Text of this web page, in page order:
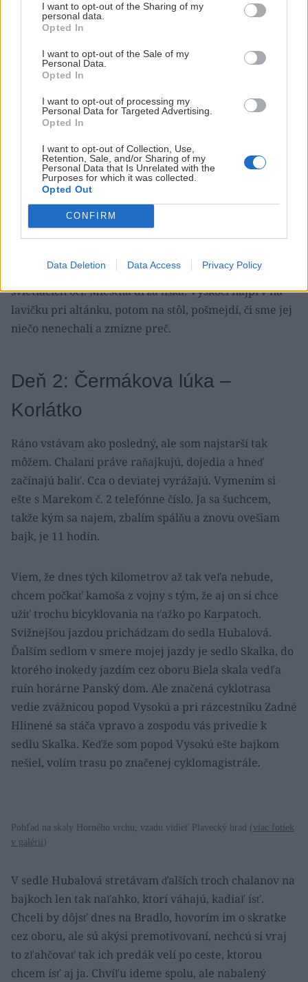
I want to opt-out of the Sharing of my
personal data.
Opted In
I want to opt-out of the Sale of my
Personal Data.
Opted In
I want to opt-out of processing my
Personal Data for Targeted Advertising.
Opted In
I want to opt-out of Collection, Use,
Retention, Sale, and/or Sharing of my
Personal Data that Is Unrelated with the
Purposes for which it was collected.
Opted Out
CONFIRM
Data Deletion Data Access Privacy Policy
niekde, kde je voda.
sa má ku mne pridať kamarát z vojenčiny, nechcem
aby ma zo Stupavy musel ďaleko naháňať, vidina
spoločnosti v osobách záhoráckych Marekov a výdatný
prameň výbornej vody uľahčia moje rozhodnutie –
hodinu, je rád, že nebude nocovať sám.
V lese za altánkom rozbaľujeme každý svoj kemp.
Marekovia hamaky, ja staviam môj jednomiestny stan.
Varíme si každý svoju špecialitku, chlapcom
presúvame bližšie k ohňu. Sprava nás obchádza pár
svietiacich očí. Miestna drzá líška. Vyskočí najprv na
lavičku pri altánku, potom na stôl, pošmejdí, či sme jej
niečo nenechali a zmizne preč.
Deň 2: Čermákova lúka –
Korlátko
Ráno vstávam ako posledný, ale som najstarší tak
môžem. Chalani práve raňajkujú, dojedia a hneď
začínajú baliť. Cca o deviatej vyrážajú. Vymením si
ešte s Marekom č. 2 telefónne číslo. Ja sa šuchcem,
takže kým sa najem, zbalím spálňu a znovu ovešiam
bajk, je 11 hodín.
Viem, že dnes tých kilometrov až tak veľa nebude,
chcem počkať kamoša z vojny s tým, že aj on si chce
užiť trochu bicyklovania na ťažko po Karpatoch.
Svižnejšou jazdou prichádzam do sedla Hubalová.
Ďalším sedlom v smere mojej jazdy je sedlo Skalka, do
ktorého inokedy jazdím cez oboru Biela skala vedľa
ruín horárne Panský dom. Ale značená cyklotrasa
vedie zvážnicou popod Vysokú a pri rázcestníku Zadné
Hlinené sa stáča vpravo a zospodu vás privedie k
sedlu Skalka. Keďže som popod Vysokú ešte bajkom
nešiel, volím trasu po značenej cyklomagistrále.
Pohľad na skaly Horného vrchu, vzadu vidieť Plavecký hrad (viac fotiek
v galérii)
V sedle Hubalová stretávam ďalších troch chalanov na
bajkoch len tak naľahko, ktorí váhajú, kadiaľ ísť.
Chceli by dôjsť dnes na Bradlo, hovorím im o skratke
cez oboru, ale sú akýsi premotivovaní, nechcú si vraj
to zľahčovať tak ich predák velí po ceste, ktorou
chcem ísť aj ja. Chvíľu ideme spolu, ale nabalený